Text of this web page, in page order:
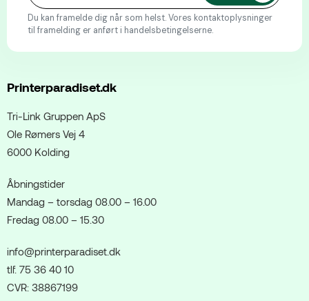
Du kan framelde dig når som helst. Vores kontaktoplysninger
til framelding er anført i handelsbetingelserne.
Printerparadiset.dk
Tri-Link Gruppen ApS
Ole Rømers Vej 4
6000 Kolding
Åbningstider
Mandag – torsdag 08.00 – 16.00
Fredag 08.00 – 15.30
info@printerparadiset.dk
tlf. 75 36 40 10
CVR: 38867199